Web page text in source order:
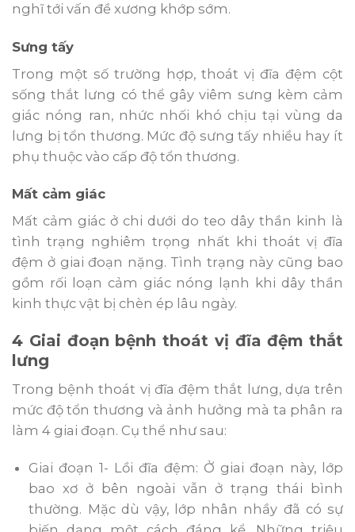
nghĩ tới vấn đề xương khớp sớm.
Sưng tấy
Trong một số trường hợp, thoát vị đĩa đệm cột
sống thắt lưng có thể gây viêm sưng kèm cảm
giác nóng ran, nhức nhối khó chịu tại vùng da
lưng bị tổn thương. Mức độ sưng tấy nhiều hay ít
phụ thuộc vào cấp độ tổn thương.
Mất cảm giác
Mất cảm giác ở chi dưới do teo dây thần kinh là
tình trạng nghiêm trọng nhất khi thoát vị đĩa
đệm ở giai đoạn nặng. Tình trạng này cũng bao
gồm rối loạn cảm giác nóng lạnh khi dây thần
kinh thực vật bị chèn ép lâu ngày.
4 Giai đoạn bệnh thoát vị đĩa đệm thắt
lưng
Trong bệnh thoát vị đĩa đệm thắt lưng, dựa trên
mức độ tổn thương và ảnh hưởng mà ta phân ra
làm 4 giai đoạn. Cụ thể như sau:
Giai đoạn 1- Lồi đĩa đệm: Ở giai đoạn này, lớp
bao xơ ở bên ngoài vẫn ở trạng thái bình
thường. Mặc dù vậy, lớp nhân nhầy đã có sự